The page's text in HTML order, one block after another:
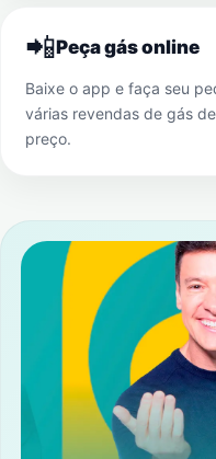
📲Peça gás online
Baixe o app e faça seu
várias revendas de gás
preço.